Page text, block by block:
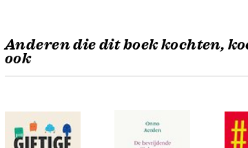
Anderen die dit boek kochten,
ook